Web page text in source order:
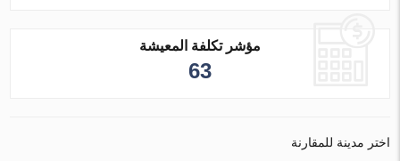
مؤشر تكلفة المعيشة
63
اختر مدينة للمقارنة